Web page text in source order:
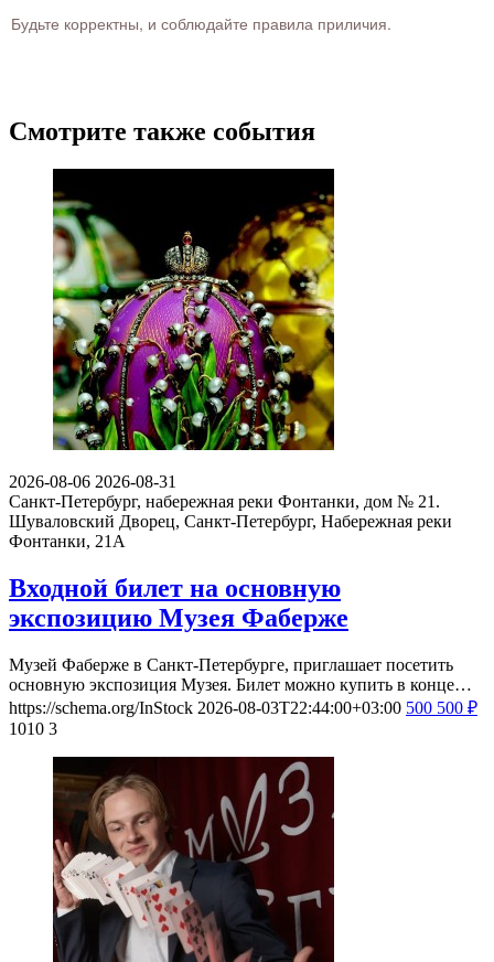
Будьте корректны, и соблюдайте правила приличия.
Смотрите также события
2026-08-06 2026-08-31
Санкт-Петербург, набережная реки Фонтанки, дом № 21.
Шуваловский Дворец, Санкт-Петербург, Набережная реки
Фонтанки, 21А
Входной билет на основную
экспозицию Музея Фаберже
Музей Фаберже в Санкт-Петербурге, приглашает посетить
основную экспозиция Музея. Билет можно купить в конце…
https://schema.org/InStock 2026-08-03T22:44:00+03:00 500 500 ₽
1010 3